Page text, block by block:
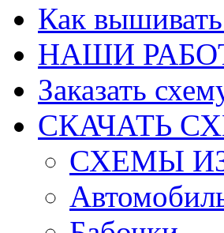
Как
НАШИ
Заказать
СКАЧАТЬ
СХЕМЫ